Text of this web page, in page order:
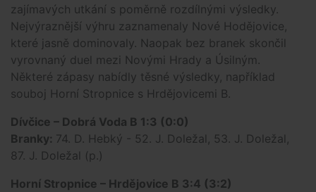
zajímavých utkání s poměrně rozdílnými výsledky.
Nejvýraznější výhru zaznamenaly Nové Hodějovice,
které jasně dominovaly. Naopak bez branek skončil
vyrovnaný duel mezi Novými Hrady a Úsilným.
Některé zápasy nabídly těsné výsledky, například
souboj Horní Stropnice s Hrdějovicemi B.
Dívčice – Dobrá Voda B 1:3 (0:0)
Branky: 74. D. Hebký - 52. J. Doležal, 53. J. Doležal,
87. J. Doležal (p.)
Horní Stropnice – Hrdějovice B 3:4 (3:2)